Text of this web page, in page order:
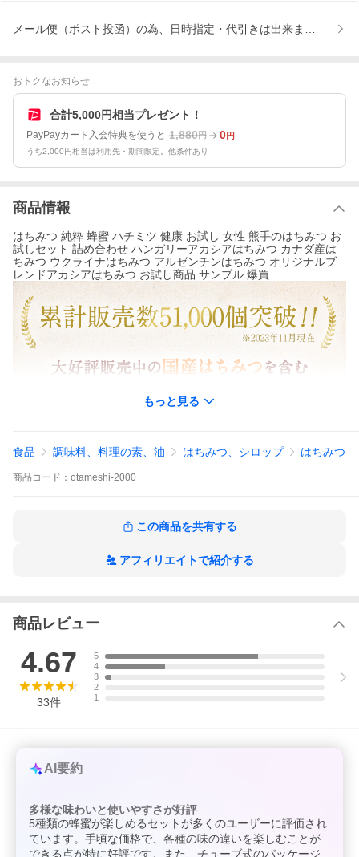
メール便（ポスト投函）の為、日時指定・代引きは出来ません、
おトクなお知らせ
合計5,000円相当プレゼント！
PayPayカード入会特典を使うと 1,880円 0円
うち2,000円相当は利用先・期間限定。他条件あり
商品情報
はちみつ 純粋 蜂蜜 ハチミツ 健康 お試し 女性 熊手のはちみつ お
試しセット 詰め合わせ ハンガリーアカシアはちみつ カナダ産は
ちみつ ウクライナはちみつ アルゼンチンはちみつ オリジナルブ
レンドアカシアはちみつ お試し商品 サンプル 爆買
もっと見る
食品 調味料、料理の素、油 はちみつ、シロップ はちみつ
商品 コード： otameshi-2000
この商品を共有する
アフィリエイトで紹介する
商品レビュー
4.67
33件
5
4
3
2
1
AI要約
多様な味わいと使いやすさが好評
5種類の蜂蜜が楽しめるセットが多くのユーザーに評価され
ています。手頃な価格で、各種の味の違いを楽しむことが
できる点が特に好評です。また、チューブ式のパッケージ